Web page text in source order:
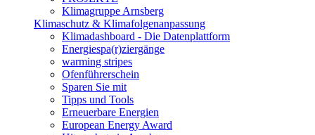
Klimagruppe Arnsberg
Klimaschutz & Klimafolgenanpassung
Klimadashboard - Die Datenplattform
Energiespa(r)ziergänge
warming stripes
Ofenführerschein
Sparen Sie mit
Tipps und Tools
Erneuerbare Energien
European Energy Award